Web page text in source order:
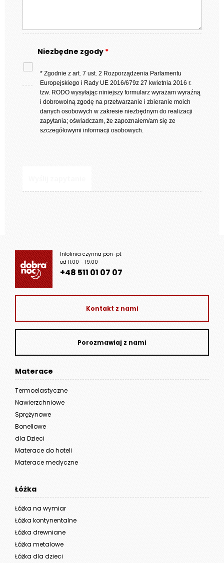
Niezbędne zgody *
* Zgodnie z art. 7 ust. 2 Rozporządzenia Parlamentu
Europejskiego i Rady UE 2016/679z 27 kwietnia 2016 r.
tzw. RODO wysyłając niniejszy formularz wyrażam wyraźną
i dobrowolną zgodę na przetwarzanie i zbieranie moich
danych osobowych w zakresie niezbędnym do realizacji
zapytania; oświadczam, że zapoznałem/am się ze
szczegółowymi informacji osobowych.
Infolinia czynna pon-pt
od 11.00 - 19.00
+48 511 01 07 07
Kontakt z nami
Porozmawiaj z nami
Materace
Termoelastyczne
Nawierzchniowe
Sprężynowe
Bonellowe
dla Dzieci
Materace do hoteli
Materace medyczne
Łóżka
Łóżka na wymiar
Łóżka kontynentalne
Łóżka drewniane
Łóżka metalowe
Łóżka dla dzieci